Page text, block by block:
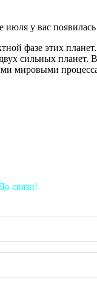
у вас появилась
фазе этих
сильных планет.
мировыми
связи!